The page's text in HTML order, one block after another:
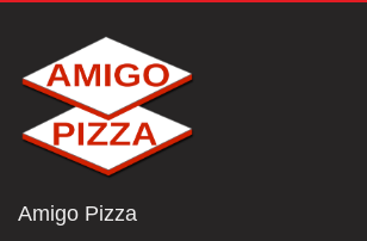
Amigo Pizza